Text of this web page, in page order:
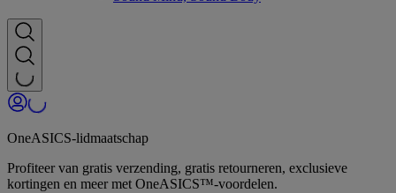
OneASICS-lidmaatschap
Profiteer van gratis verzending, gratis retourneren, exclusieve
kortingen en meer met OneASICS™-voordelen.